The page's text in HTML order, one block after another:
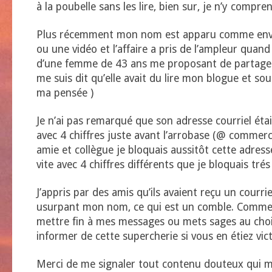
à la poubelle sans les lire, bien sur, je n’y
Plus récemment mon nom est apparu comme
ou une vidéo et l’affaire a pris de l’ampleur
d’une femme de 43 ans me proposant de
me suis dit qu’elle avait du lire mon blogue et
ma pensée )
Je n’ai pas remarqué que son adresse courriel
avec 4 chiffres juste avant l’arrobase (@
amie et collègue je bloquais aussitôt cette
vite avec 4 chiffres différents que je bloquais
J’appris par des amis qu’ils avaient reçu un
usurpant mon nom, ce qui est un comble.
mettre fin à mes messages ou mets sages au
informer de cette supercherie si vous en étiez
Merci de me signaler tout contenu douteux qui